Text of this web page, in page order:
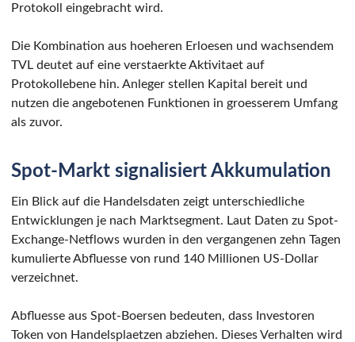
Protokoll eingebracht wird.
Die Kombination aus hoeheren Erloesen und wachsendem
TVL deutet auf eine verstaerkte Aktivitaet auf
Protokollebene hin. Anleger stellen Kapital bereit und
nutzen die angebotenen Funktionen in groesserem Umfang
als zuvor.
Spot-Markt signalisiert Akkumulation
Ein Blick auf die Handelsdaten zeigt unterschiedliche
Entwicklungen je nach Marktsegment. Laut Daten zu Spot-
Exchange-Netflows wurden in den vergangenen zehn Tagen
kumulierte Abfluesse von rund 140 Millionen US-Dollar
verzeichnet.
Abfluesse aus Spot-Boersen bedeuten, dass Investoren
Token von Handelsplaetzen abziehen. Dieses Verhalten wird